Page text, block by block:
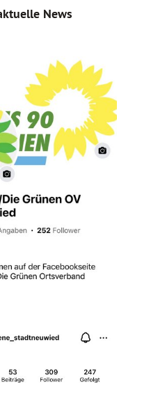
zum Thema Atomkraft geladen,
News